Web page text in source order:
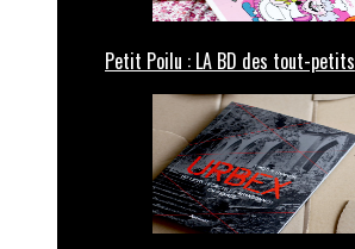
Petit Poilu : LA BD des tout-petits